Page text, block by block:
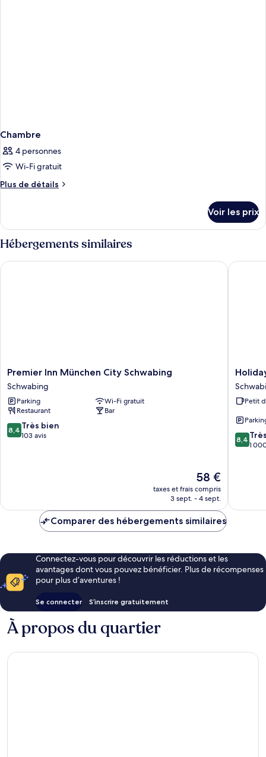
Chambre
4 personnes
Wi-Fi gratuit
Plus de détails
Plus
le
type
de
chambre
Chambre
Voir les prix
Hébergements similaires
Premier
Inn
München
City
Schwabing
Schwabing
Premier Inn München City Schwabing
Schwabing
Parking
Wi-Fi gratuit
Restaurant
Bar
8.4
sur
8,4 Très bien
103 avis
Le
nouveau
prix
de
58 €
taxes et frais compris
3 sept. - 4 sept.
Premier Inn München City Schwabing
Holiday
Inn
Express
Munich
by
IHG
Petit
8.4
sur
8,4
1
Holiday
Comparer des hébergements similaires
Connectez-vous pour découvrir les réductions et les
avantages dont vous pouvez bénéficier. Plus de récompenses
pour plus d’aventures !
Se connecter S’inscrire gratuitement
À propos du quartier